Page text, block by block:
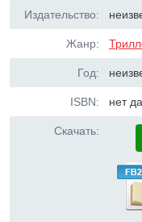
Издательство:
Жанр:
Год:
ISBN: нет
Скачать: